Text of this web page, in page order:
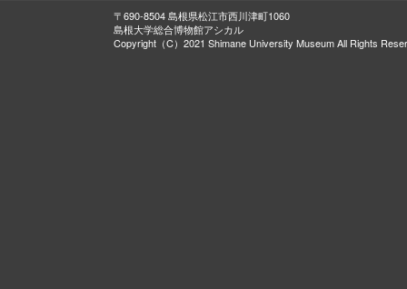
〒690-8504 島根県松江市西川津町1060
島根大学総合博物館アシカル
Copyright（C）2021 Shimane University Museum All Rights